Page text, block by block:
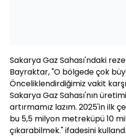
Sakarya Gaz Sahası'ndaki
Bayraktar, "O bölgede çok
Önceliklendirdiğimiz vakit
Sakarya Gaz Sahası'nın
artırmamız lazım. 2025'in ilk
bu 5,5 milyon metreküpü 10
çıkarabilmek." ifadesini